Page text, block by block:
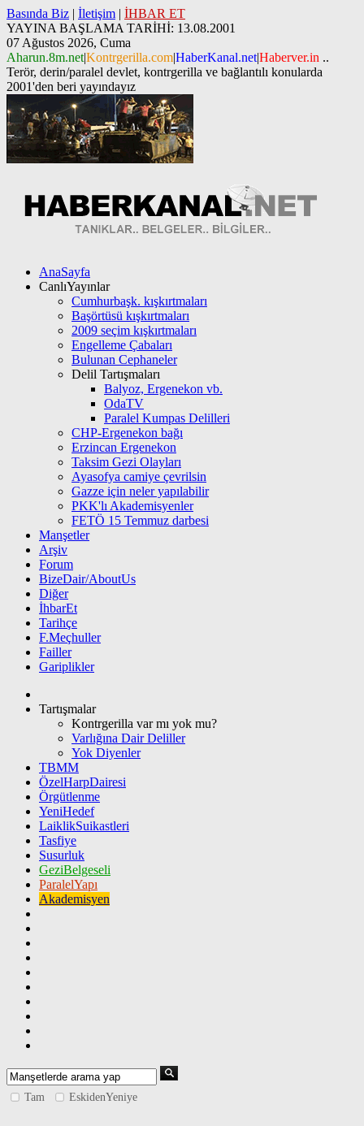
Basında Biz | İletişim | İHBAR ET
YAYINA BAŞLAMA TARİHİ: 13.08.2001
07 Ağustos 2026, Cuma
Aharun.8m.net|Kontrgerilla.com|HaberKanal.net|Haberver.in ..
Terör, derin/paralel devlet, kontrgerilla ve bağlantılı konularda
2001'den beri yayındayız
AnaSayfa
CanlıYayınlar
Cumhurbaşk. kışkırtmaları
Başörtüsü kışkırtmaları
2009 seçim kışkırtmaları
Engelleme Çabaları
Bulunan Cephaneler
Delil Tartışmaları
Balyoz, Ergenekon vb.
OdaTV
Paralel Kumpas Delilleri
CHP-Ergenekon bağı
Erzincan Ergenekon
Taksim Gezi Olayları
Ayasofya camiye çevrilsin
Gazze için neler yapılabilir
PKK'lı Akademisyenler
FETÖ 15 Temmuz darbesi
Manşetler
Arşiv
Forum
BizeDair/AboutUs
Diğer
İhbarEt
Tarihçe
F.Meçhuller
Failler
Gariplikler
Tartışmalar
Kontrgerilla var mı yok mu?
Varlığına Dair Deliller
Yok Diyenler
TBMM
ÖzelHarpDairesi
Örgütlenme
YeniHedef
LaiklikSuikastleri
Tasfiye
Susurluk
GeziBelgeseli
ParalelYapı
Akademisyen
Tam EskidenYeniye